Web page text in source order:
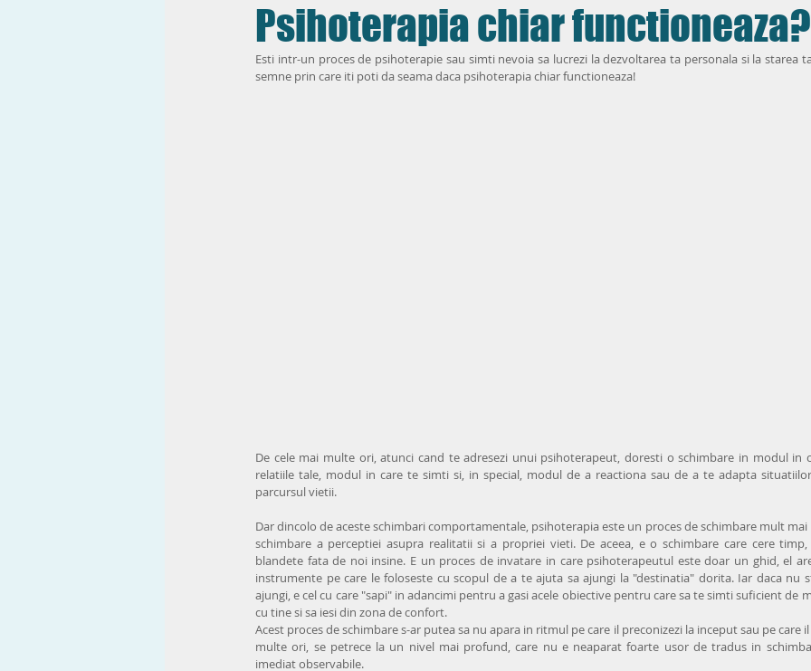
Psihoterapia chiar functioneaza?
Esti intr-un proces de psihoterapie sau simti nevoia sa lucrezi la dezvoltarea ta personala si la starea
semne prin care iti poti da seama daca psihoterapia chiar functioneaza!
De cele mai multe ori, atunci cand te adresezi unui psihoterapeut, doresti o schimbare in modul in
relatiile tale, modul in care te simti si, in special, modul de a reactiona sau de a te adapta
parcursul vietii.
Dar dincolo de aceste schimbari comportamentale, psihoterapia este un proces de schimbare mult
schimbare a perceptiei asupra realitatii si a propriei vieti. De aceea, e o schimbare care cere
blandete fata de noi insine. E un proces de invatare in care psihoterapeutul este doar un ghid, el
instrumente pe care le foloseste cu scopul de a te ajuta sa ajungi la "destinatia" dorita. Iar daca nu
ajungi, e cel cu care "sapi" in adancimi pentru a gasi acele obiective pentru care sa te simti suficient de
cu tine si sa iesi din zona de confort.
Acest proces de schimbare s-ar putea sa nu apara in ritmul pe care il preconizezi la inceput sau pe care
multe ori, se petrece la un nivel mai profund, care nu e neaparat foarte usor de tradus in
imediat observabile.